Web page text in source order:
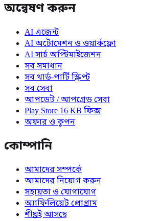
অন্বেষণ করুন
AI এজেন্ট
AI অটোমেশন ও ওয়ার্কফ্লো
AI সার্চ অপ্টিমাইজেশন
সব সমাধান
সব থার্ড-পার্টি স্ক্রিপ্ট
সব সেবা
আপডেট / আপগ্রেড সেবা
Play Store 16 KB ফিক্স
অফার ও কুপন
কোম্পানি
আমাদের সম্পর্কে
আমাদের নিয়োগ করুন
সহায়তা ও যোগাযোগ
অ্যাফিলিয়েট প্রোগ্রাম
শীঘ্রই আসছে